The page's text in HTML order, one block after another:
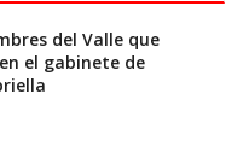
del Valle que
el gabinete de